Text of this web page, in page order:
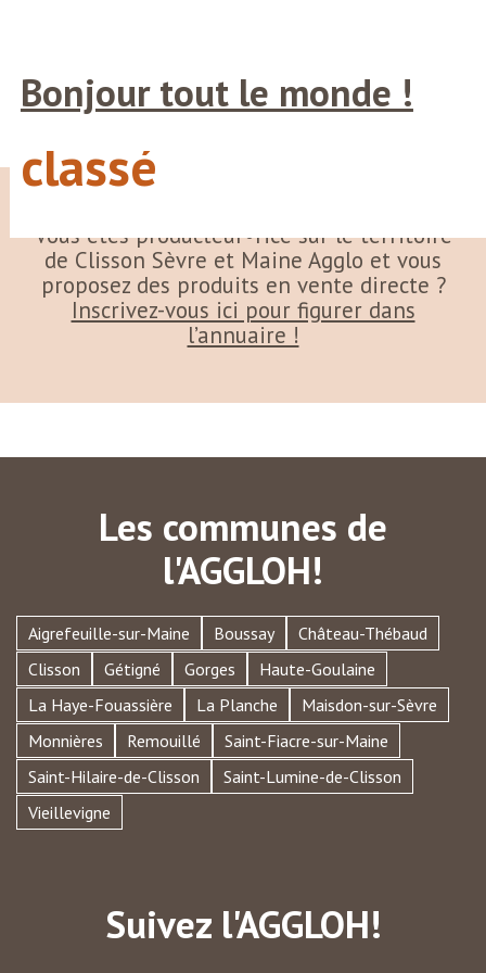
Catégorie :Non
classé
Bonjour tout le monde !
Published 1 juillet 2025
Categorized asNon classé
Vous êtes producteur•rice sur le territoire
de Clisson Sèvre et Maine Agglo et vous
proposez des produits en vente directe ?
Inscrivez-vous ici pour figurer dans
l’annuaire !
Les communes de
l'AGGLOH!
Aigrefeuille-sur-Maine Boussay
Château-Thébaud
Clisson
Gétigné Gorges
Haute-Goulaine
La Haye-Fouassière
La Planche
Maisdon-sur-Sèvre
Monnières
Remouillé
Saint-Fiacre-sur-Maine
Saint-Hilaire-de-Clisson
Saint-Lumine-de-Clisson
Vieillevigne
Suivez l'AGGLOH!